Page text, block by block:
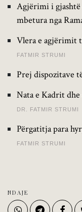
Agjërimi i
mbetura nga
Vlera e agjërimit
FATMIR STRUMI
Prej dispozitave
Nata e Kadrit
DR. FATMIR STRUMI
Përgatitja para
FATMIR STRUMI
NDAJE